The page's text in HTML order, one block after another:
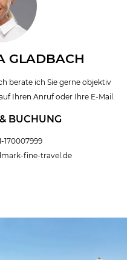
GLADBACH
berate ich Sie gerne objektiv
Ihren Anruf oder Ihre E-Mail.
BUCHUNG
170007999
fine-travel.de